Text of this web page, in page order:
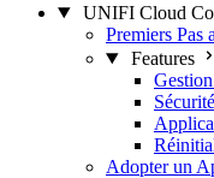
UNIFI Cloud
Premiers
Features
Adopter un